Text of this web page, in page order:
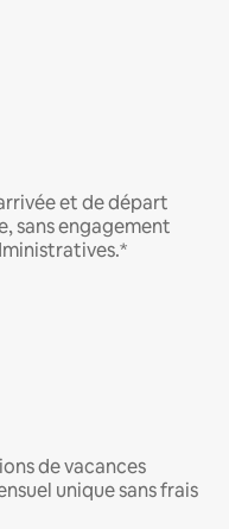
et de départ
sans engagement
de vacances
unique sans frais